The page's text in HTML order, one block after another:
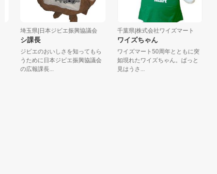
埼玉県|日本ジビエ振興協議会
シ課長
ジビエのおいしさを知ってもら
うために日本ジビエ振興協議会
の広報課長...
千葉県|株式会社ワイズマート
ワイズちゃん
ワイズマート50周年とともに突
如現れたワイズちゃん。ぱっと
見はうさ...